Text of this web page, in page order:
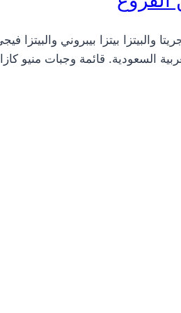
والبيتزا بيتزا بيبروني
قائمة وجبات منيو كازا